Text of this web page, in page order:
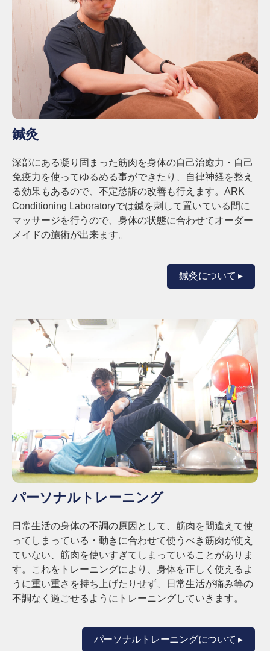
鍼灸
深部にある凝り固まった筋肉を身体の自己治癒力・自己
免疫力を使ってゆるめる事ができたり、自律神経を整え
る効果もあるので、不定愁訴の改善も行えます。 ARK
Conditioning Laboratoryでは鍼を刺して置いている間に
マッサージを行うので、身体の状態に合わせてオーダー
メイドの施術が出来ます。
鍼灸について ▸
パーソナルトレーニング
日常生活の身体の不調の原因として、筋肉を間違えて使
ってしまっている・動きに合わせて使うべき筋肉が使え
ていない、筋肉を使いすぎてしまっていることがありま
す。
これをトレーニングにより、身体を正しく使えるよ
うに重い重さを持ち上げたりせず、日常生活が痛み等の
不調なく過ごせるようにトレーニングしていきます。
パーソナルトレーニングについて ▸